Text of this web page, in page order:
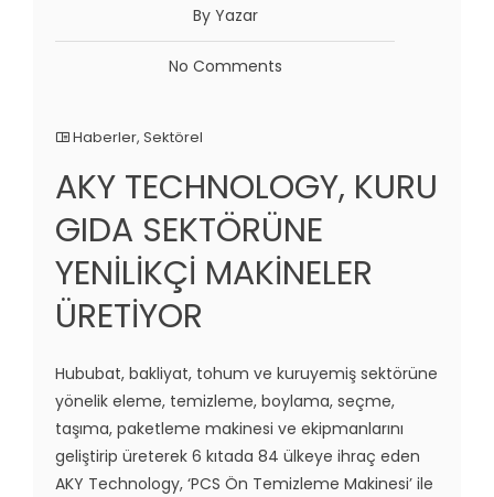
By Yazar
No Comments
Haberler, Sektörel
AKY TECHNOLOGY, KURU
GIDA SEKTÖRÜNE
YENİLİKÇİ MAKİNELER
ÜRETİYOR
Hububat, bakliyat, tohum ve kuruyemiş sektörüne
yönelik eleme, temizleme, boylama, seçme,
taşıma, paketleme makinesi ve ekipmanlarını
geliştirip üreterek 6 kıtada 84 ülkeye ihraç eden
AKY Technology, ‘PCS Ön Temizleme Makinesi’ ile